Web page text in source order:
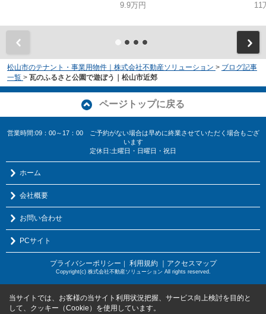
9.9万円
11
松山市のテナント・事業用物件｜株式会社不動産ソリューション > ブログ記事
一覧 > 瓦のふるさと公園で遊ぼう｜松山市近郊
ページトップに戻る
営業時間:09：00～17：00 ご予約がない場合は早めに終業させていただく場合もござ
います
定休日:土曜日・日曜日・祝日
ホーム
会社概要
お問い合わせ
PCサイト
プライバシーポリシー 利用規約 ｜アクセスマップ
Copyright(c) 株式会社不動産ソリューション All rights reserved.
当サイトでは、お客様の当サイト利用状況把握、サービス向上検討を目的と
して、クッキー（Cookie）を使用しています。